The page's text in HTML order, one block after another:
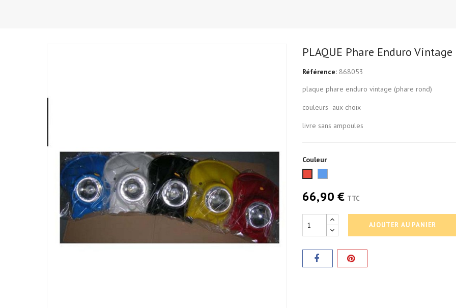
PLAQUE Phare Enduro Vintage
Référence: 868053
plaque phare enduro vintage (phare rond)
couleurs aux choix
livre sans ampoules
Couleur
Rouge
66,90 € TTC
AJOUTER AU PANIER